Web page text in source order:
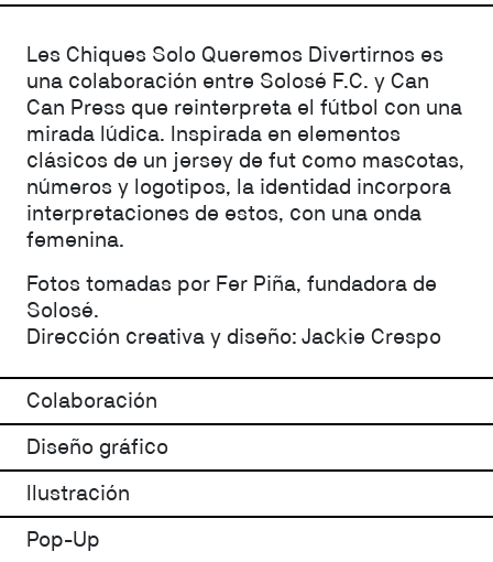
Les Chiques Solo Queremos Divertirnos es
una colaboración entre Solosé F.C. y Can
Can Press que reinterpreta el fútbol con una
mirada lúdica. Inspirada en elementos
clásicos de un jersey de fut como mascotas,
números y logotipos, la identidad incorpora
interpretaciones de estos, con una onda
femenina.
Fotos tomadas por Fer Piña, fundadora de
Solosé.
Dirección creativa y diseño: Jackie Crespo
Colaboración
Diseño gráfico
Ilustración
Pop-Up